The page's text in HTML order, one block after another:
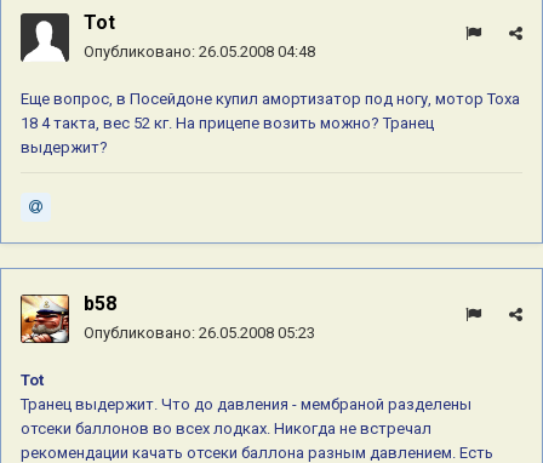
Tot
Опубликовано: 26.05.2008 04:48
Еще вопрос, в Посейдоне купил амортизатор под ногу, мотор Тоха
18 4 такта, вес 52 кг. На прицепе возить можно? Транец
выдержит?
b58
Опубликовано: 26.05.2008 05:23
Tot
Транец выдержит. Что до давления - мембраной разделены
отсеки баллонов во всех лодках. Никогда не встречал
рекомендации качать отсеки баллона разным давлением. Есть